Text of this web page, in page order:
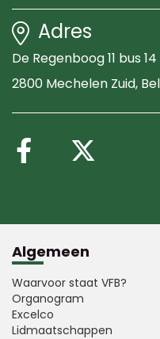
Adres
De Regenboog 11 bus 14
2800 Mechelen Zuid,
Volg ons
Algemeen
Waarvoor staat VFB?
Organogram
Excelco
Lidmaatschappen